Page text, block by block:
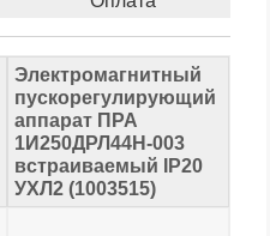
Электромагнитный
пускорегулирующий
аппарат ПРА
1И250ДРЛ44Н-003
встраиваемый IP20
УХЛ2 (1003515)